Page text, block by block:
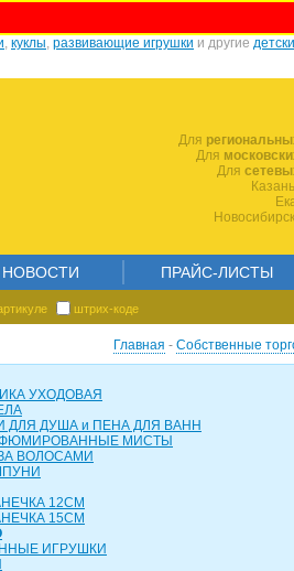
, куклы, развивающие игрушки и другие
Для
Для
Для
НОВОСТИ ПРАЙС-ЛИСТЫ
штрих-коде
Главная - Собственные
УХОДОВАЯ
ДЛЯ ДУША и ПЕНА ДЛЯ ВАНН
МИСТЫ
ВОЛОСАМИ
12СМ
15СМ
ИГРУШКИ